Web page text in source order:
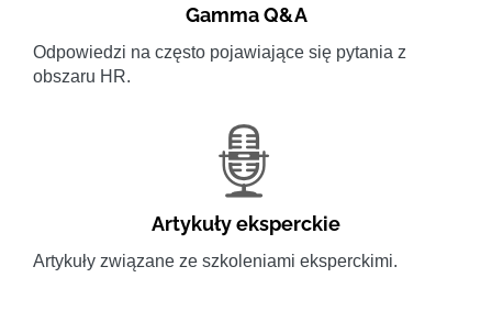
Gamma Q&A
Odpowiedzi na często pojawiające się pytania z
obszaru HR.
Artykuły eksperckie
Artykuły związane ze szkoleniami eksperckimi.